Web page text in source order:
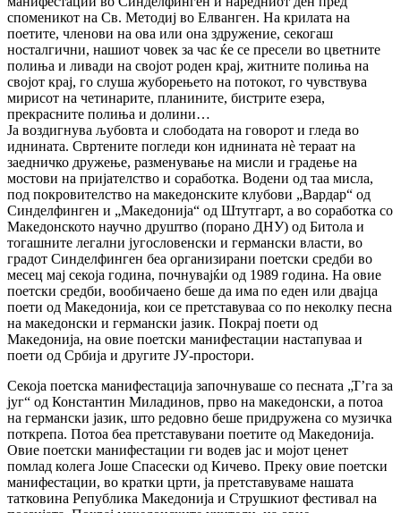
споменикот на Св. Методиј во Елванген. На крилата на
поетите, членови на ова или она здружение, секогаш
носталгични, нашиот човек за час ќе се пресели во цветните
полиња и ливади на својот роден крај, житните полиња на
својот крај, го слуша жуборењето на потокот, го чувствува
мирисот на четинарите, планините, бистрите езера,
прекрасните полиња и долини…
Ја воздигнува љубовта и слободата на говорот и гледа во
иднината. Свртените погледи кон иднината нѐ тераат на
заедничко дружење, разменување на мисли и градење на
мостови на пријателство и соработка. Водени од таа мисла,
под покровителство на македонските клубови „Вардар“ од
Синделфинген и „Македонија“ од Штутгарт, а во соработка со
Македонското научно друштво (порано ДНУ) од Битола и
тогашните легални југословенски и германски власти, во
градот Синделфинген беа организирани поетски средби во
месец мај секоја година, почнувајќи од 1989 година. На овие
поетски средби, вообичаено беше да има по еден или двајца
поети од Македонија, кои се претставуваа со по неколку песна
на македонски и германски јазик. Покрај поети од
Македонија, на овие поетски манифестации настапуваа и
поети од Србија и другите ЈУ-простори.
Секоја поетска манифестација започнуваше со песната „Т’га за
југ“ од Константин Миладинов, прво на македонски, а потоа
на германски јазик, што редовно беше придружена со музичка
поткрепа. Потоа беа претставувани поетите од Македонија.
Овие поетски манифестации ги водев јас и мојот ценет
помлад колега Јоше Спасески од Кичево. Преку овие поетски
манифестации, во кратки црти, ја претставуваме нашата
татковина Република Македонија и Струшкиот фестивал на